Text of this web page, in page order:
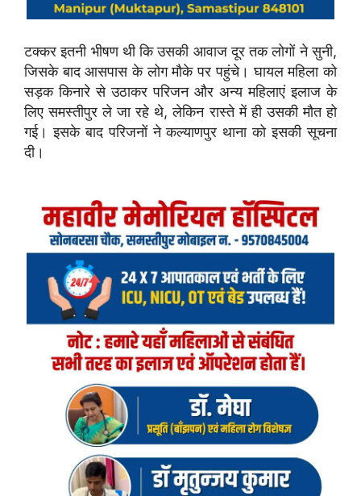
टक्कर इतनी भीषण थी कि उसकी आवाज दूर तक लोगों ने सुनी,
जिसके बाद आसपास के लोग मौके पर पहुंचे। घायल महिला को
सड़क किनारे से उठाकर परिजन और अन्य महिलाएं इलाज के
लिए समस्तीपुर ले जा रहे थे, लेकिन रास्ते में ही उसकी मौत हो
गई। इसके बाद परिजनों ने कल्याणपुर थाना को इसकी सूचना
दी।